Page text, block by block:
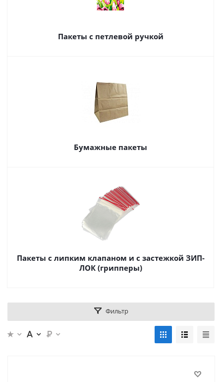
Пакеты с петлевой ручкой
Бумажные пакеты
Пакеты с липким клапаном и с застежкой ЗИП-
ЛОК (грипперы)
Фильтр